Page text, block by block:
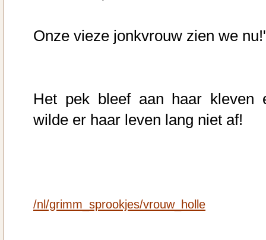
Onze vieze jonkvrouw zien we
Het pek bleef aan haar kleven
wilde er haar leven lang niet af!
/nl/grimm_sprookjes/vrouw_holle